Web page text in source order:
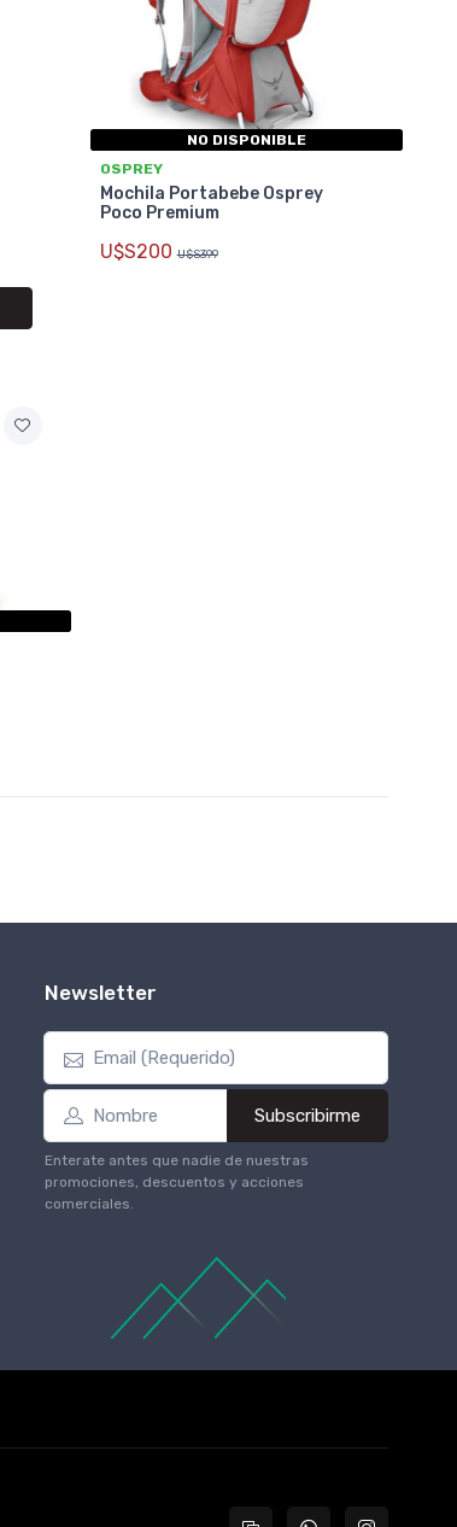
NO DISPONIBLE
OSPREY
Mochila Portabebe Osprey
Poco Premium
U$S200 U$S399
Newsletter
Subscribirme
Enterate antes que nadie de nuestras
promociones, descuentos y acciones
comerciales.